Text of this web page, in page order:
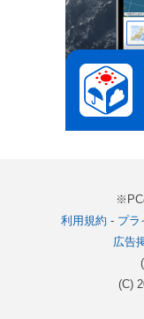
※PC
利用規約 - プラ
広告
(C)